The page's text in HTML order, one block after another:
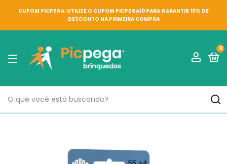
CUPOM PICPEGA: UTILIZE O CUPOM PICPEGA10 PARA GARANTIR 10% DE
DESCONTO NA PRIMEIRA COMPRA
0